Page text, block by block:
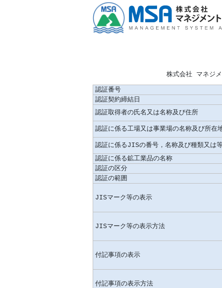
株式会社 マネジ
認証番号
認証契約締結日
認証取得者の氏名又は名称及び住所
認証に係る工場又は事業場の名称及び所在
認証に係るJISの番号，名称及び種類又は
認証に係る鉱工業品の名称
認証の区分
認証の範囲
JISマーク等の表示
JISマーク等の表示方法
付記事項の表示
付記事項の表示方法